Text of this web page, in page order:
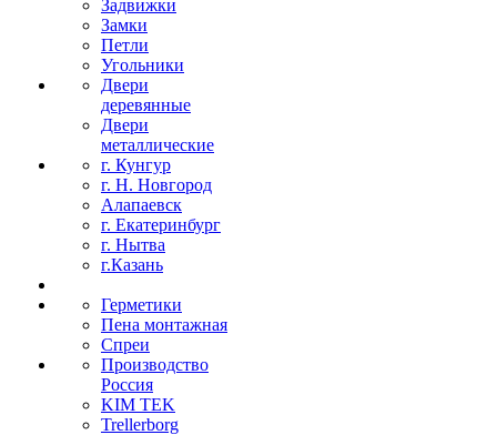
Задвижки
Замки
Петли
Угольники
Двери
деревянные
Двери
металлические
г. Кунгур
г. Н. Новгород
Алапаевск
г. Екатеринбург
г. Нытва
г.Казань
Герметики
Пена монтажная
Спреи
Производство
Россия
KIM TEK
Trellerborg